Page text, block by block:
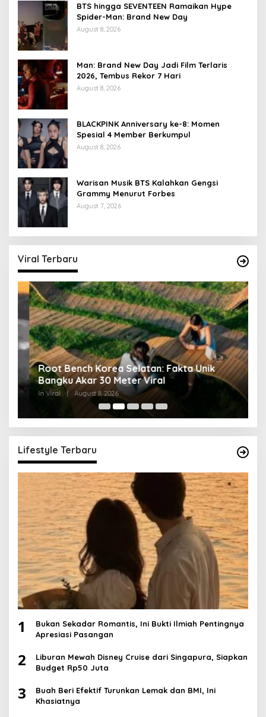
BTS hingga SEVENTEEN Ramaikan Hype
Spider-Man: Brand New Day
August 8, 2026
Man: Brand New Day Jadi Film Terlaris
2026, Tembus Rekor 7 Hari
August 8, 2026
BLACKPINK Anniversary ke-8: Momen
Spesial 4 Member Berkumpul
August 8, 2026
Warisan Musik BTS Kalahkan Gengsi
Grammy Menurut Forbes
August 7, 2026
Viral Terbaru
Root Bench Korea Selatan: Fakta Unik
Bangku Akar 30 Meter Viral
In Viral | August 8, 2026
Lifestyle Terbaru
1
Bukan Sekadar Romantis, Ini Bukti Ilmiah Pentingnya
Apresiasi Pasangan
2
Liburan Mewah Disney Cruise dari Singapura, Siapkan
Budget Rp50 Juta
3
Buah Beri Efektif Turunkan Lemak dan BMI, Ini
Khasiatnya